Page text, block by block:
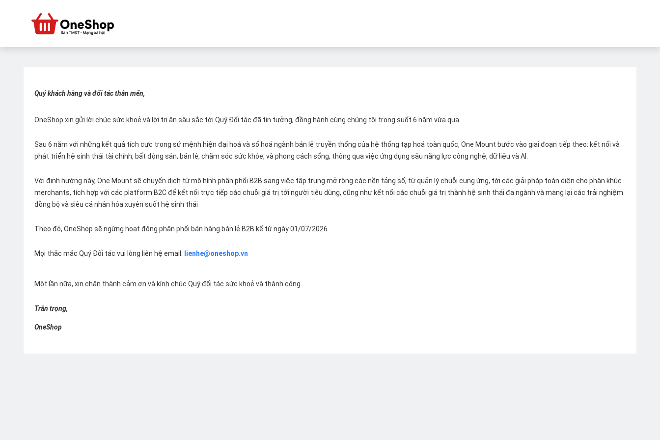
Quý khách hàng và đối tác thân mến,
OneShop xin gửi lời chúc sức khoẻ và lời tri ân sâu sắc tới Quý Đối tác đã tin tưởng, đồng hành cùng chúng tôi trong suốt 6 năm vừa qua.
Sau 6 năm với những kết quả tích cực trong sứ mệnh hiện đại hoá và số hoá ngành bán lẻ truyền thống của hệ thống tạp hoá toàn quốc, One Mount bước vào giai đoạn tiếp theo: kết nối và
phát triển hệ sinh thái tài chính, bất động sản, bán lẻ, chăm sóc sức khỏe, và phong cách sống, thông qua việc ứng dụng sâu năng lực công nghệ, dữ liệu và AI.
Với định hướng này, One Mount sẽ chuyển dịch từ mô hình phân phối B2B sang việc tập trung mở rộng các nền tảng số, từ quản lý chuỗi cung ứng, tới các giải pháp toàn diện cho phân khúc
merchants, tích hợp với các platform B2C để kết nối trực tiếp các chuỗi giá trị tới người tiêu dùng, cũng như kết nối các chuỗi giá trị thành hệ sinh thái đa ngành và mang lại các trải nghiệm
đồng bộ và siêu cá nhân hóa xuyên suốt hệ sinh thái
Theo đó, OneShop sẽ ngừng hoạt động phân phối bán hàng bán lẻ B2B kể từ ngày 01/07/2026.
Mọi thắc mắc Quý Đối tác vui lòng liên hệ email: lienhe@oneshop.vn
Một lần nữa, xin chân thành cảm ơn và kính chúc Quý đối tác sức khoẻ và thành công.
Trân trọng,
OneShop